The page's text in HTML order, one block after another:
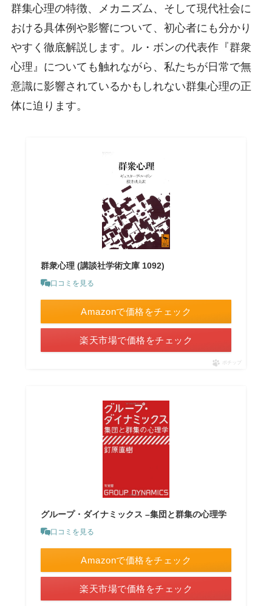
群集心理の特徴、メカニズム、そして現代社会に
おける具体例や影響について、初心者にも分かり
やすく徹底解説します。ル・ボンの代表作『群衆
心理』についても触れながら、私たちが日常で無
意識に影響されているかもしれない群集心理の正
体に迫ります。
群衆心理 (講談社学術文庫 1092)
口コミを見る
Amazonで価格をチェック
楽天市場で価格をチェック
ポチップ
グループ・ダイナミックス –集団と群集の心理学
口コミを見る
Amazonで価格をチェック
楽天市場で価格をチェック